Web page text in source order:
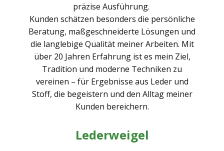
präzise Ausführung.
Kunden schätzen besonders die persönliche
Beratung, maßgeschneiderte Lösungen und
die langlebige Qualität meiner Arbeiten. Mit
über 20 Jahren Erfahrung ist es mein Ziel,
Tradition und moderne Techniken zu
vereinen – für Ergebnisse aus Leder und
Stoff, die begeistern und den Alltag meiner
Kunden bereichern.
Lederweigel